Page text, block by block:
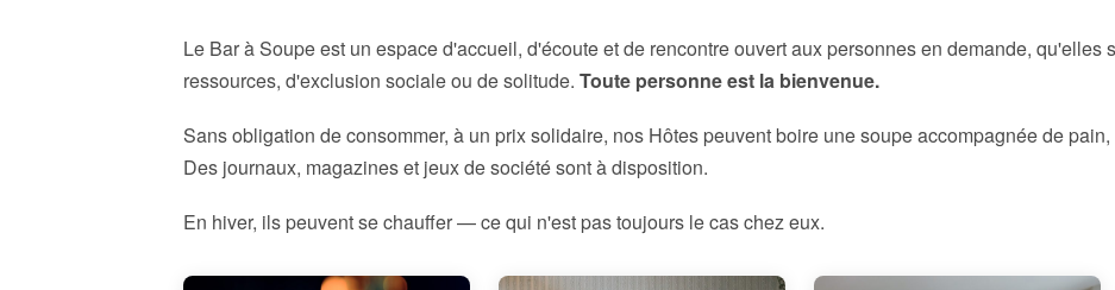
Le Bar à Soupe est un espace d'accueil, d'écoute et de rencontre ouvert aux personnes en demande, qu'elles
ressources, d'exclusion sociale ou de solitude. Toute personne est la bienvenue.
Sans obligation de consommer, à un prix solidaire, nos Hôtes peuvent boire une soupe accompagnée de
Des journaux, magazines et jeux de société sont à disposition.
En hiver, ils peuvent se chauffer — ce qui n'est pas toujours le cas chez eux.